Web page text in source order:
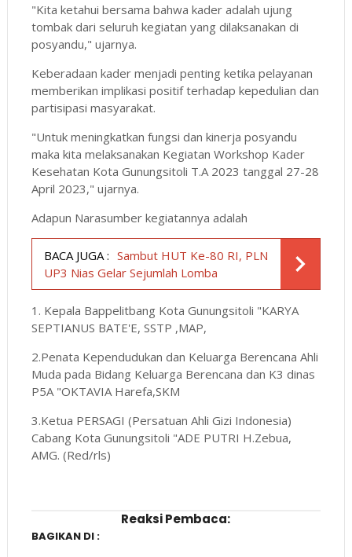
"Kita ketahui bersama bahwa kader adalah ujung
tombak dari seluruh kegiatan yang dilaksanakan di
posyandu," ujarnya.
Keberadaan kader menjadi penting ketika pelayanan
memberikan implikasi positif terhadap kepedulian dan
partisipasi masyarakat.
"Untuk meningkatkan fungsi dan kinerja posyandu
maka kita melaksanakan Kegiatan Workshop Kader
Kesehatan Kota Gunungsitoli T.A 2023 tanggal 27-28
April 2023," ujarnya.
Adapun Narasumber kegiatannya adalah
BACA JUGA : Sambut HUT Ke-80 RI, PLN
UP3 Nias Gelar Sejumlah Lomba
1. Kepala Bappelitbang Kota Gunungsitoli "KARYA
SEPTIANUS BATE'E, SSTP ,MAP,
2.Penata Kependudukan dan Keluarga Berencana Ahli
Muda pada Bidang Keluarga Berencana dan K3 dinas
P5A "OKTAVIA Harefa,SKM
3.Ketua PERSAGI (Persatuan Ahli Gizi Indonesia)
Cabang Kota Gunungsitoli "ADE PUTRI H.Zebua,
AMG. (Red/rls)
Reaksi Pembaca:
BAGIKAN DI :